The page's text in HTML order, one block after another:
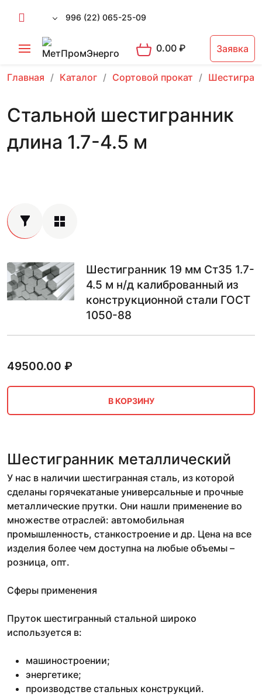
996 (22) 065-25-09
0.00₽ Заявка
Главная Каталог Сортовой прокат
Стальной шестигранник
длина 1.7-4.5 м
Шестигранник 19 мм Ст35 1.7-
4.5 м н/д калиброванный из
конструкционной стали ГОСТ
1050-88
49500.00 ₽
В КОРЗИНУ
Шестигранник металлический
У нас в наличии шестигранная сталь, из которой
сделаны горячекатаные универсальные и прочные
металлические прутки. Они нашли применение во
множестве отраслей: автомобильная
промышленность, станкостроение и др. Цена на все
изделия более чем доступна на любые объемы –
розница, опт.
Сферы применения
Пруток шестигранный стальной широко
используется в:
машиностроении;
энергетике;
производстве стальных конструкций.